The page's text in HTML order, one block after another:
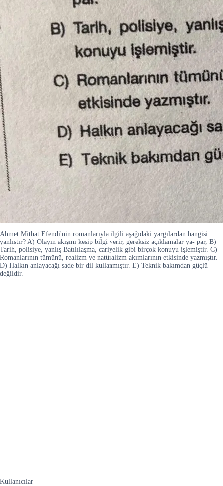
Ahmet Mithat Efendi'nin romanlarıyla ilgili aşağıdaki yargılardan hangisi
yanlıstır? A) Olayın akışını kesip bilgi verir, gereksiz açıklamalar ya- par, B)
Tarih, polisiye, yanlış Batılılaşma, cariyelik gibi birçok konuyu işlemiştir. C)
Romanlarının tümünü, realizm ve natüralizm akımlarının etkisinde yazmıştır.
D) Halkın anlayacağı sade bir dil kullanmıştır. E) Teknik bakımdan güçlü
değildir.
Kullanıcılar